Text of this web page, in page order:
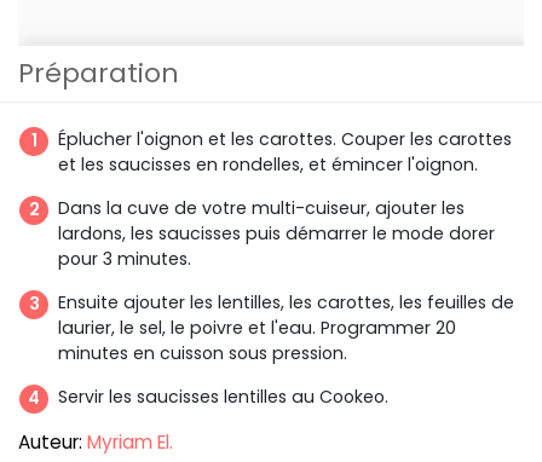
Préparation
Éplucher l'oignon et les carottes. Couper les carottes
et les saucisses en rondelles, et émincer l'oignon.
Dans la cuve de votre multi-cuiseur, ajouter les
lardons, les saucisses puis démarrer le mode dorer
pour 3 minutes.
Ensuite ajouter les lentilles, les carottes, les feuilles de
laurier, le sel, le poivre et l'eau. Programmer 20
minutes en cuisson sous pression.
Servir les saucisses lentilles au Cookeo.
Auteur: Myriam El.